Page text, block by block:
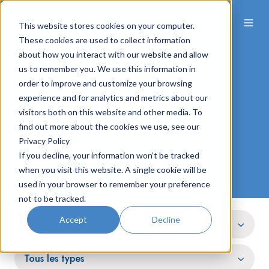
This website stores cookies on your computer.
These cookies are used to collect information
about how you interact with our website and allow
us to remember you. We use this information in
order to improve and customize your browsing
experience and for analytics and metrics about our
visitors both on this website and other media. To
find out more about the cookies we use, see our
Privacy Policy
If you decline, your information won’t be tracked
when you visit this website. A single cookie will be
used in your browser to remember your preference
not to be tracked.
Accept Decline
Ressources
Tous les sujets
Tous les types